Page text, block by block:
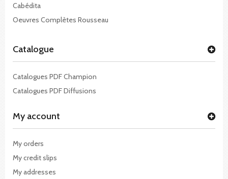
Cabédita
Oeuvres Complètes Rousseau
Catalogue
Catalogues PDF Champion
Catalogues PDF Diffusions
My account
My orders
My credit slips
My addresses